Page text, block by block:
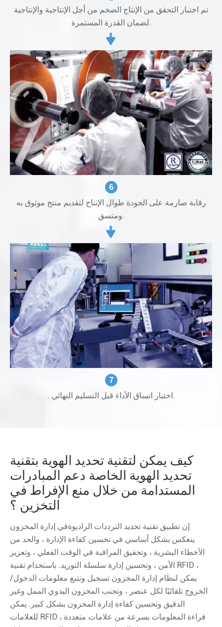
تم اختبار التحقق من الإنتاج الضخم من أجل الإنتاجية والإنتاجية
لضمان القدرة المستمرة.
6
رقابة صارمة على الجودة طوال الإنتاج لتقديم منتج موثوق به
ومتسق.
7
. اختبار اتساق الأداء قبل التسليم النهائي.
كيف يمكن لتقنية تحديد الهوية بتقنية
تحديد الهوية الخاصة دعم المبادرات
المستدامة من خلال منع الإفراط في
التخزين ؟
إن تطبيق تقنية تحديد الترددات الراديوةفي إدارة المخزون
ينعكس بشكل أساسي في تحسين كفاءة الإدارة ، والحد من
الأخطاء البشرية ، وتحقيق المراقبة في الوقت الفعلي ، وتعزيز
الأمن ، وتحسين إدارة سلسلة التوريد. باستخدام تقنية RFID ،
يمكن لنظام إدارة المخزون تسجيل وتتبع معلومات الدخول/
الخروج تلقائيًا لكل عنصر ، وتجنب المخزون اليدوي الممل وغير
الدقيق وتحسين كفاءة إدارة المخزون بشكل كبير. يمكن
للعلامات RFID قراءة المعلومات بسرعة من علامات متعددة ،